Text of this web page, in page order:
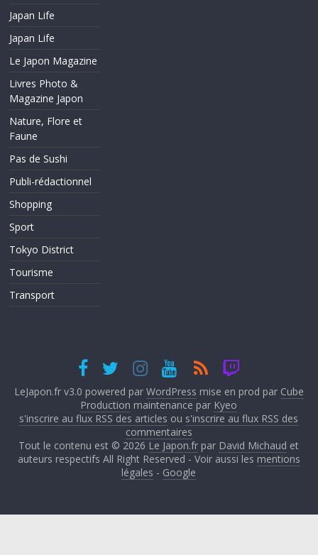
Japan Life
Japan Life
Le Japon Magazine
Livres Photo &
Magazine Japon
Nature, Flore et
Faune
Pas de Sushi
Publi-rédactionnel
Shopping
Sport
Tokyo District
Tourisme
Transport
LeJapon.fr v3.0 powered par WordPress mise en prod par Cube
Production maintenance par Kyeo
s'inscrire au flux RSS des articles ou s'inscrire au flux RSS des
commentaires
Tout le contenu est © 2026 Le Japon.fr par David Michaud et
auteurs respectifs All Right Reserved - Voir aussi les mentions
légales - Google